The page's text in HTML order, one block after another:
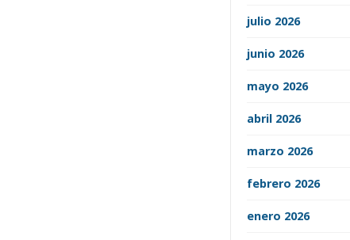
julio 2026
junio 2026
mayo 2026
abril 2026
marzo 2026
febrero 2026
enero 2026